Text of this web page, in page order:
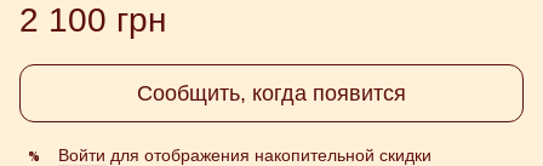
2 100 грн
Сообщить, когда появится
% Войти для отображения накопительной скидки